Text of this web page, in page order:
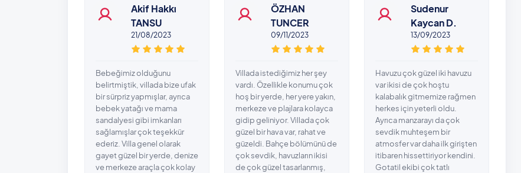
Akif Hakkı
TANSU
21/08/2023
Bebeğimiz olduğunu
belirtmiştik, villada bize ufak
bir sürpriz yapmışlar, ayrıca
bebek yatağı ve mama
sandalyesi gibi imkanları
sağlamışlar çok teşekkür
ederiz. Villa genel olarak
gayet güzel bir yerde, denize
ve merkeze araçla çok kolay
ÖZHAN
TUNCER
09/11/2023
Villada istediğimiz her şey
vardı. Özellikle konumu çok
hoş bir yerde, her yere yakın,
merkeze ve plajlara kolayca
gidip geliniyor. Villada çok
güzel bir hava var, rahat ve
güzeldi. Bahçe bölümünü de
çok sevdik, havuzların ikisi
de çok güzel tasarlanmış,
Sudenur
Kaycan D.
13/09/2023
Havuzu çok güzel iki havuzu
var ikisi de çok hoştu
kalabalık gitmemize rağmen
herkes için yeterli oldu.
Ayrıca manzarayı da çok
sevdik muhteşem bir
atmosfer var daha ilk girişten
itibaren hissettiriyor kendini.
Gotatil ekibi çok tatlı